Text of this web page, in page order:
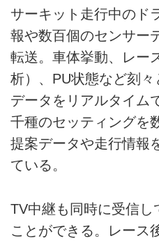
サーキット走行中のド
報や数百個のセンサー
転送。車体挙動、レー
析）、PU状態など刻
データをリアルタイム
千種のセッティングを
提案データや走行情報
ている。
TV中継も同時に受信し
ことができる。レース